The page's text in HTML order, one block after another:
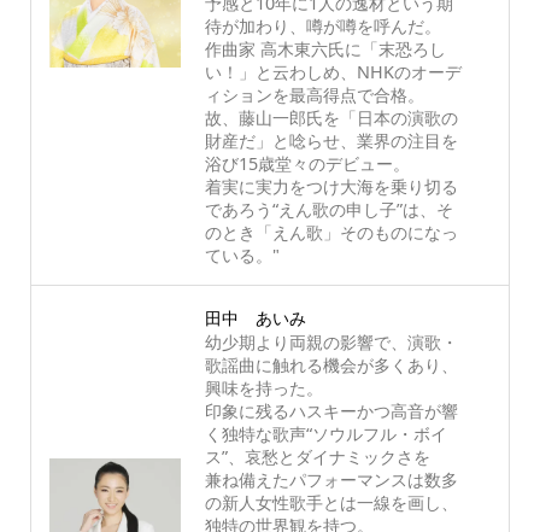
待が加わり、噂が噂を呼んだ。
作曲家 高木東六氏に「末恐ろし
い！」と云わしめ、NHKのオーデ
ィションを最高得点で合格。
故、藤山一郎氏を「日本の演歌の
財産だ」と唸らせ、業界の注目を
浴び15歳堂々のデビュー。
着実に実力をつけ大海を乗り切る
であろう“えん歌の申し子”は、そ
のとき「えん歌」そのものになっ
ている。"
田中 あいみ
幼少期より両親の影響で、演歌・
歌謡曲に触れる機会が多くあり、
興味を持った。
印象に残るハスキーかつ高音が響
く独特な歌声“ソウルフル・ボイ
ス”、哀愁とダイナミックさを
兼ね備えたパフォーマンスは数多
の新人女性歌手とは一線を画し、
独特の世界観を持つ。